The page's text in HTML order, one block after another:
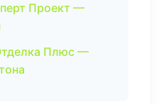
Проект —
Плюс —